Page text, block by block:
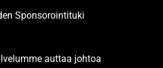
Sponsorointituki
auttaa johtoa